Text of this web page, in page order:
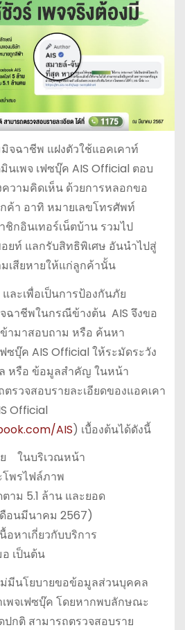
าชีพ แฝงตัวใช้แอคเคาท์
นเพจ เฟซบุ๊ค AIS Official ตอบ
วามคิดเห็น ด้วยการหลอกขอ
า อาทิ หมายเลขโทรศัพท์
ชิกอินเทอร์เน็ตบ้าน รวมไป
ยท์ แลกรับสิทธิพิเศษ อันนำไปสู่
เสียหายให้แก่ลูกค้านั้น
เพื่อเป็นการป้องกันภัย
ฉาชีพในกรณีข้างต้น AIS จึงขอ
ข้ามาสอบถาม หรือ ค้นหา
ซบุ๊ค AIS Official ให้ระมัดระวัง
หรือ ข้อมูลสำคัญ ในหน้า
รวจสอบรายละเอียดของแอคเคา
Official
AIS) เบื้องต้นได้ดังนี้
ย ในบริเวณหน้า
โพรไฟล์ภาพ
าม 5.1 ล้าน และยอด
อนมีนาคม 2567)
อหาเกี่ยวกับบริการ
อ เป็นต้น
มีนโยบายขอข้อมูลส่วนบุคคล
พจเฟซบุ๊ค โดยหากพบลักษณะ
กติ สามารถตรวจสอบราย